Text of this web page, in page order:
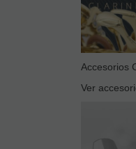
Accesorios
Ver